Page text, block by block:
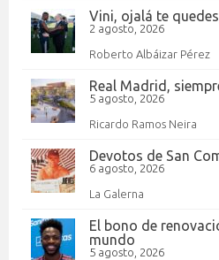
Vini, ojalá te
2 agosto, 2026
Roberto Albáizar Pérez
Real Madrid,
5 agosto, 2026
Ricardo Ramos Neira
Devotos de San
6 agosto, 2026
La Galerna
El bono de
mundo
5 agosto, 2026